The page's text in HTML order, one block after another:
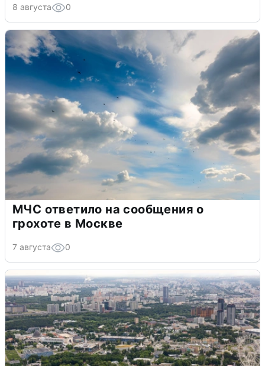
8 августа 0
МЧС ответило на сообщения о
грохоте в Москве
7 августа 0